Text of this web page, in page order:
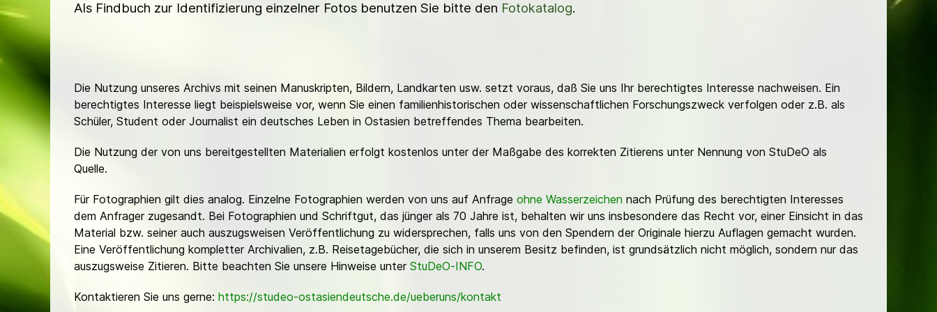
Als Findbuch zur Identifizierung einzelner Fotos benutzen Sie bitte den Fotokatalog.
Die Nutzung unseres Archivs mit seinen Manuskripten, Bildern, Landkarten usw. setzt voraus, daß Sie uns Ihr berechtigtes Interesse nachweisen. Ein
berechtigtes Interesse liegt beispielsweise vor, wenn Sie einen familienhistorischen oder wissenschaftlichen Forschungszweck verfolgen oder z.B. als
Schüler, Student oder Journalist ein deutsches Leben in Ostasien betreffendes Thema bearbeiten.
Die Nutzung der von uns bereitgestellten Materialien erfolgt kostenlos unter der Maßgabe des korrekten Zitierens unter Nennung von StuDeO als
Quelle.
Für Fotographien gilt dies analog. Einzelne Fotographien werden von uns auf Anfrage ohne Wasserzeichen nach Prüfung des berechtigten Interesses
dem Anfrager zugesandt. Bei Fotographien und Schriftgut, das jünger als 70 Jahre ist, behalten wir uns insbesondere das Recht vor, einer Einsicht in das
Material bzw. seiner auch auszugsweisen Veröffentlichung zu widersprechen, falls uns von den Spendern der Originale hierzu Auflagen gemacht wurden.
Eine Veröffentlichung kompletter Archivalien, z.B. Reisetagebücher, die sich in unserem Besitz befinden, ist grundsätzlich nicht möglich, sondern nur das
auszugsweise Zitieren. Bitte beachten Sie unsere Hinweise unter StuDeO-INFO.
Kontaktieren Sie uns gerne: https://studeo-ostasiendeutsche.de/ueberuns/kontakt